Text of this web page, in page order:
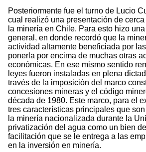
Posteriormente fue el turno de Lucio
cual realizó una presentación de
la minería en Chile. Para esto hizo
general, en donde recordó que la
actividad altamente beneficiada por
ponerla por encima de muchas otras
económicas. En ese mismo sentido
leyes fueron instaladas en plena
través de la imposición del marco
concesiones mineras y el código
década de 1980. Este marco, para el
tres características principales que
la minería nacionalizada durante la
privatización del agua como un bien
facilitación que se le entrega a las
en la inversión en minería.